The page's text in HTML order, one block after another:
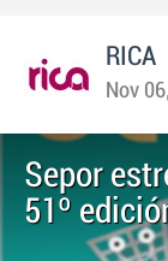
RICA
Nov
Sepor
51º